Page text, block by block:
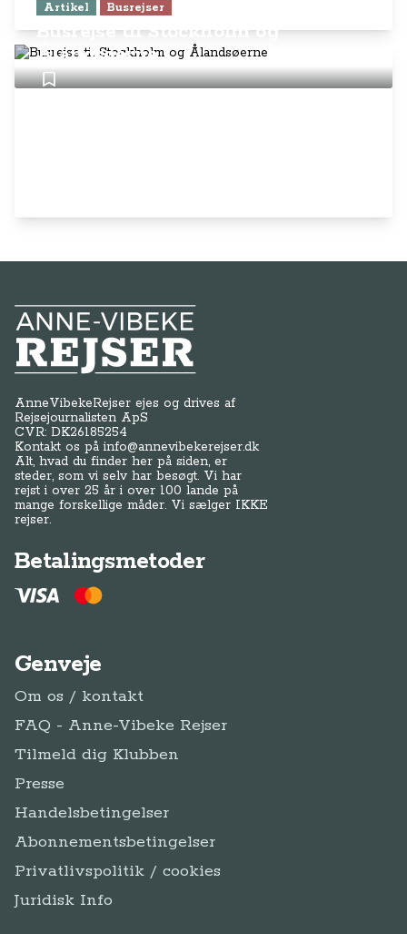
Artikel Busrejser
Busrejse til Stockholm og
Ålandsøerne
Anne-Vibeke Rejser
AnneVibekeRejser ejes og drives af
Rejsejournalisten ApS
CVR: DK26185254
Kontakt os påinfo@annevibekerejser.dk
Alt, hvad du finder her på siden, er
steder, som vi selv har besøgt. Vi har
rejst i over 25 år i over 100 lande på
mange forskellige måder. Vi sælger IKKE
rejser.
Betalingsmetoder
Genveje
Om os / kontakt
FAQ - Anne-Vibeke Rejser
Tilmeld dig Klubben
Presse
Handelsbetingelser
Abonnementsbetingelser
Privatlivspolitik / cookies
Juridisk Info